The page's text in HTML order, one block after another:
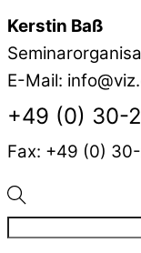
Kerstin Baß
E-Mail:
+49 (0) 30-
Fax: +49 (0)